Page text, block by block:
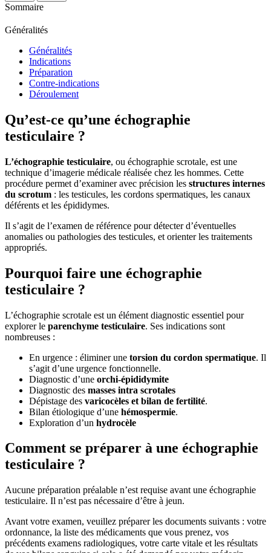
Sommaire
Généralités
Généralités
Indications
Préparation
Contre-indications
Déroulement
Qu’est-ce qu’une échographie
testiculaire ?
L’échographie testiculaire, ou échographie scrotale, est une
technique d’imagerie médicale réalisée chez les hommes. Cette
procédure permet d’examiner avec précision les structures internes
du scrotum : les testicules, les cordons spermatiques, les canaux
déférents et les épididymes.
Il s’agit de l’examen de référence pour détecter d’éventuelles
anomalies ou pathologies des testicules, et orienter les traitements
appropriés.
Pourquoi faire une échographie
testiculaire ?
L’échographie scrotale est un élément diagnostic essentiel pour
explorer le parenchyme testiculaire. Ses indications sont
nombreuses :
En urgence : éliminer une torsion du cordon spermatique. Il
s’agit d’une urgence fonctionnelle.
Diagnostic d’une orchi-épididymite
Diagnostic des masses intra scrotales
Dépistage des varicocèles et bilan de fertilité.
Bilan étiologique d’une hémospermie.
Exploration d’un hydrocèle
Comment se préparer à une échographie
testiculaire ?
Aucune préparation préalable n’est requise avant une échographie
testiculaire. Il n’est pas nécessaire d’être à jeun.
Avant votre examen, veuillez préparer les documents suivants : votre
ordonnance, la liste des médicaments que vous prenez, vos
précédents examens radiologiques, votre carte vitale et les résultats